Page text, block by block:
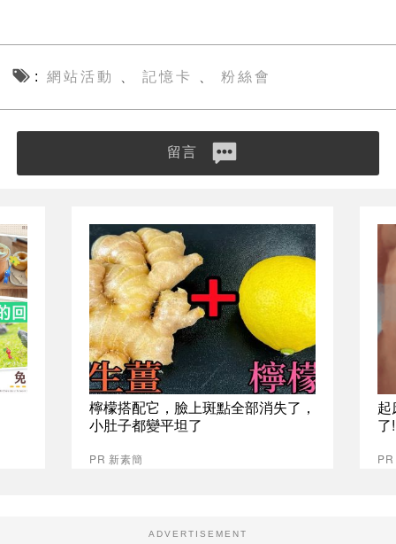
網站活動 、 記憶卡 、 粉絲會
留言
檸檬搭配它，臉上斑點全部消失了，
小肚子都變平坦了
PR 新素簡
起
了
ADVERTISEMENT